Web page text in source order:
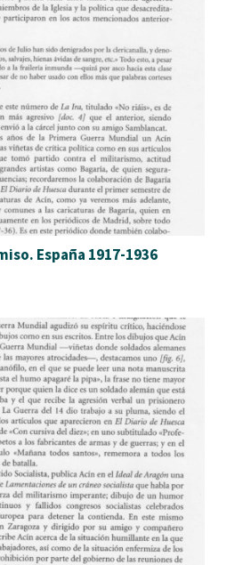
España 1917-1936